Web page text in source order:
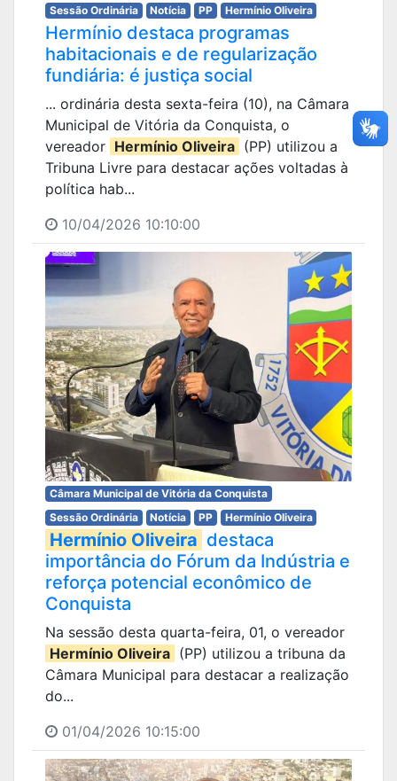
Sessão Ordinária Notícia PP Hermínio Oliveira
Hermínio destaca programas
habitacionais e de regularização
fundiária: é justiça social
... ordinária desta sexta-feira (10), na Câmara
Municipal de Vitória da Conquista, o
vereador Hermínio Oliveira (PP) utilizou a
Tribuna Livre para destacar ações voltadas à
política hab...
10/04/2026 10:10:00
Câmara Municipal de Vitória da Conquista
Sessão Ordinária
Notícia PP Hermínio Oliveira
Hermínio Oliveira destaca
importância do Fórum da Indústria e
reforça potencial econômico de
Conquista
Na sessão desta quarta-feira, 01, o vereador
Hermínio Oliveira (PP) utilizou a tribuna da
Câmara Municipal para destacar a realização
do...
01/04/2026 10:15:00